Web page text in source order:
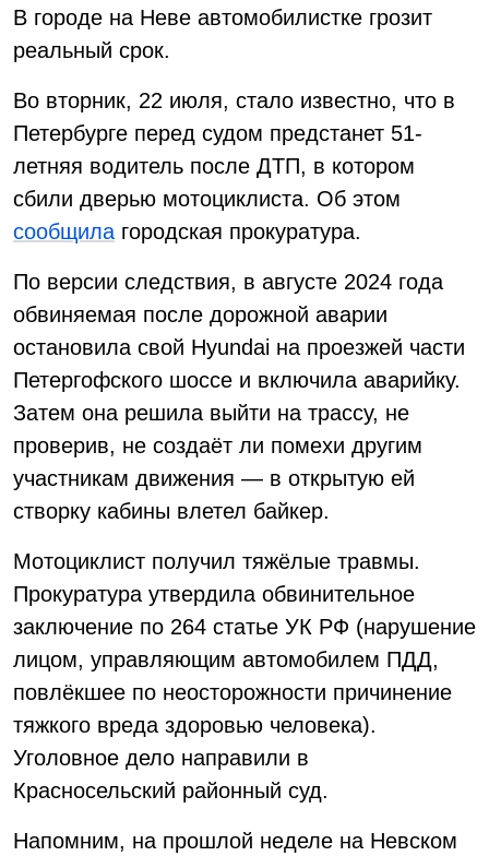
В городе на Неве автомобилистке грозит
реальный срок.
Во вторник, 22 июля, стало известно, что в
Петербурге перед судом предстанет 51-
летняя водитель после ДТП, в котором
сбили дверью мотоциклиста. Об этом
сообщила городская прокуратура.
По версии следствия, в августе 2024 года
обвиняемая после дорожной аварии
остановила свой Hyundai на проезжей части
Петергофского шоссе и включила аварийку.
Затем она решила выйти на трассу, не
проверив, не создаёт ли помехи другим
участникам движения — в открытую ей
створку кабины влетел байкер.
Мотоциклист получил тяжёлые травмы.
Прокуратура утвердила обвинительное
заключение по 264 статье УК РФ (нарушение
лицом, управляющим автомобилем ПДД,
повлёкшее по неосторожности причинение
тяжкого вреда здоровью человека).
Уголовное дело направили в
Красносельский районный суд.
Напомним, на прошлой неделе на Невском